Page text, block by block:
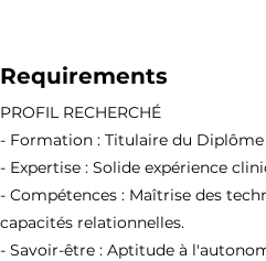
Requirements
PROFIL RECHERCHÉ
- Formation : Titulaire du
- Expertise : Solide expérience
- Compétences : Maîtrise des
capacités relationnelles.
- Savoir-être : Aptitude à